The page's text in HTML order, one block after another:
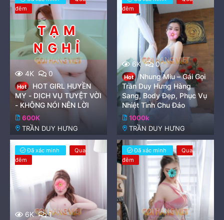
đêm
4K 0
Hot
HOT GIRL HUYỀN
MY - DỊCH VỤ TUYỆT VỜI
- KHÔNG NÓI NÊN LỜI
600K
TRẦN DUY HƯNG
đêm
6K 0
Hot
Nhung Miu – Gái Gọi
Trần Duy Hưng Hàng
Sang, Body Đẹp, Phục Vụ
Nhiệt Tình Chu Đáo
1000k
TRẦN DUY HƯNG
Đã xác minh
Qua
đêm
6K 1
Đã xác minh
Qua
đêm